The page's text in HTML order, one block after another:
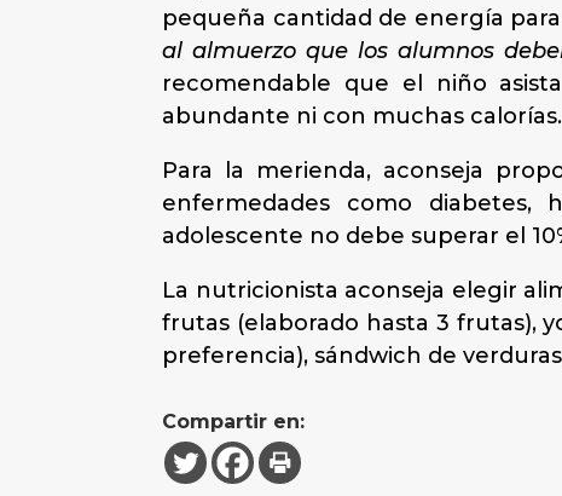
pequeña cantidad de energía
al almuerzo que los alumnos
recomendable que el niño
abundante ni con muchas calorías.
Para la merienda, aconseja
enfermedades como diabetes,
adolescente no debe superar el
La nutricionista aconseja elegir
frutas (elaborado hasta 3 frutas),
preferencia), sándwich de
Compartir en: